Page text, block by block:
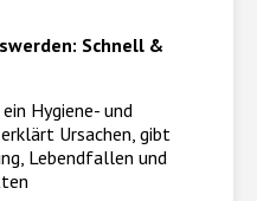
Schnell &
Hygiene- und
Ursachen, gibt
Lebendfallen und